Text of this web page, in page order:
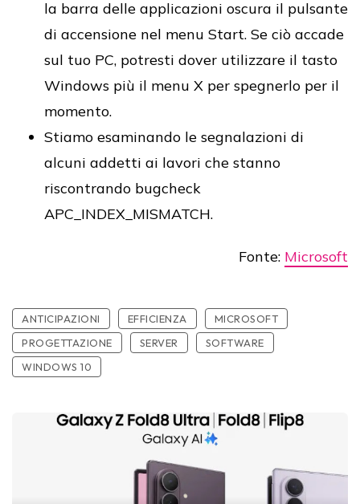
la barra delle applicazioni oscura il pulsante
di accensione nel menu Start. Se ciò accade
sul tuo PC, potresti dover utilizzare il tasto
Windows più il menu X per spegnerlo per il
momento.
Stiamo esaminando le segnalazioni di
alcuni addetti ai lavori che stanno
riscontrando bugcheck
APC_INDEX_MISMATCH.
Fonte: Microsoft
ANTICIPAZIONI EFFICIENZA
MICROSOFT
PROGETTAZIONE
SERVER
SOFTWARE
WINDOWS 10